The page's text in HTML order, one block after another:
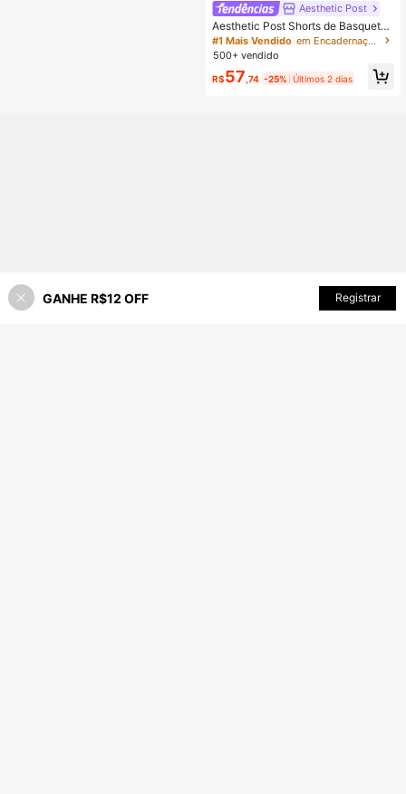
Aesthetic Post
Aesthetic Post Shorts de Basquete
Masculino com Estampa NY, Listrad
o Preto e Branco em Malha, Shorts
o, Perfeito para Esportes, Corrida, U
#1 Mais Vendido
em Encadernação de contraste Shorts masculinos
500+ vendido
R$57 ,74 -25% Últimos 2 dias
ADICIONAR AO CARRINHO
GANHE R$12 OFF Registrar